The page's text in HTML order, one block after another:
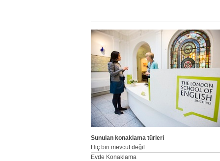
Sunulan konaklama türleri
Hiç biri mevcut değil
Evde Konaklama